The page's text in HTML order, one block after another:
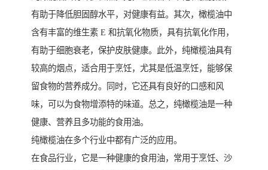
有助于降低胆固醇水平，对健康有益。其次，橄榄油中
含有丰富的维生素 E 和抗氧化物质，具有抗氧化作用，
有助于细胞衰老，保护皮肤健康。此外，纯橄榄油具有
较高的烟点，适合用于烹饪，尤其是低温烹饪，能够保
留食物的营养成分。同时，它还具有良好的口感和风
味，可以为食物增添特的味道。总之，纯橄榄油是一种
健康、营养且多功能的食用油。
纯橄榄油在多个行业中都有广泛的应用。
在食品行业，它是一种健康的食用油，常用于烹饪、沙